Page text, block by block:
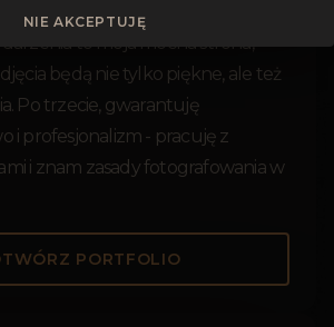
emocji i tworzenia
to moja mocna strona,
będą nie tylko piękne, ale też
Po trzecie, gwarantuję
i profesjonalizm - pracuję z
i znam zasady fotografowania w
PORTFOLIO
NIE AKCEPTUJĘ